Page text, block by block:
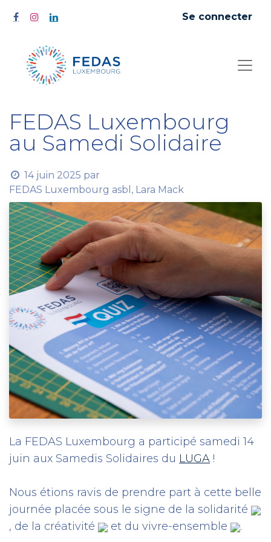
Se connecter
FEDAS Luxembourg
au Samedi Solidaire
14 juin 2025 par
FEDAS Luxembourg asbl, Lara Mack
La FEDAS Luxembourg a participé samedi 14
juin aux Samedis Solidaires du LUGA !
Nous étions ravis de prendre part à cette belle
journée placée sous le signe de la solidarité
, de la créativité
et du vivre-ensemble .